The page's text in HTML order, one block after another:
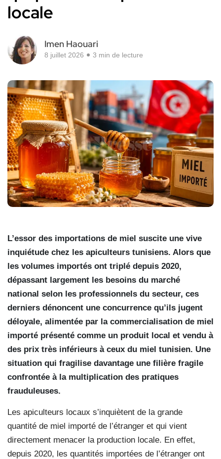
locale
Imen Haouari
8 juillet 2026 3 min de lecture
L’essor des importations de miel suscite une vive
inquiétude chez les apiculteurs tunisiens. Alors que
les volumes importés ont triplé depuis 2020,
dépassant largement les besoins du marché
national selon les professionnels du secteur, ces
derniers dénoncent une concurrence qu’ils jugent
déloyale, alimentée par la commercialisation de miel
importé présenté comme un produit local et vendu à
des prix très inférieurs à ceux du miel tunisien. Une
situation qui fragilise davantage une filière fragile
confrontée à la multiplication des pratiques
frauduleuses.
Les apiculteurs locaux s’inquiètent de la grande
quantité de miel importé de l’étranger et qui vient
directement menacer la production locale. En effet,
depuis 2020, les quantités importées de l’étranger ont